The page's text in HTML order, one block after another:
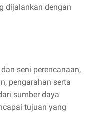
dijalankan dengan
seni perencanaan,
pengarahan serta
sumber daya
tujuan yang